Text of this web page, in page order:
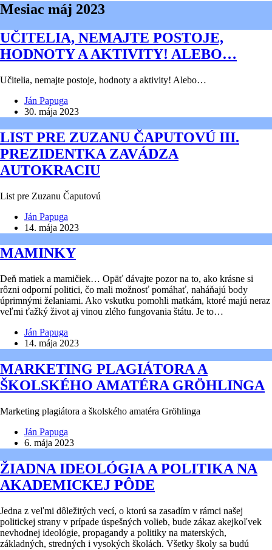
Mesiac máj 2023
UČITELIA, NEMAJTE POSTOJE,
HODNOTY A AKTIVITY! ALEBO…
Učitelia, nemajte postoje, hodnoty a aktivity! Alebo…
Ján Papuga
30. mája 2023
LIST PRE ZUZANU ČAPUTOVÚ III.
PREZIDENTKA ZAVÁDZA
AUTOKRACIU
List pre Zuzanu Čaputovú
Ján Papuga
14. mája 2023
MAMINKY
Deň matiek a mamičiek… Opäť dávajte pozor na to, ako krásne si
rôzni odporní politici, čo mali možnosť pomáhať, naháňajú body
úprimnými želaniami. Ako vskutku pomohli matkám, ktoré majú neraz
veľmi ťažký život aj vinou zlého fungovania štátu. Je to…
Ján Papuga
14. mája 2023
MARKETING PLAGIÁTORA A
ŠKOLSKÉHO AMATÉRA GRÖHLINGA
Marketing plagiátora a školského amatéra Gröhlinga
Ján Papuga
6. mája 2023
ŽIADNA IDEOLÓGIA A POLITIKA NA
AKADEMICKEJ PÔDE
Jedna z veľmi dôležitých vecí, o ktorú sa zasadím v rámci našej
politickej strany v prípade úspešných volieb, bude zákaz akejkoľvek
nevhodnej ideológie, propagandy a politiky na materských,
základných, stredných i vysokých školách. Všetky školy sa budú